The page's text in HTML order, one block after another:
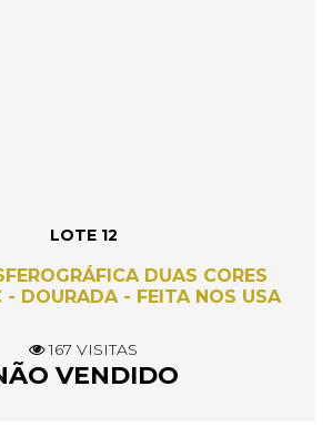
LOTE 12
DUAS CORES
- DOURADA - FEITA NOS USA
167 VISITAS
VENDIDO